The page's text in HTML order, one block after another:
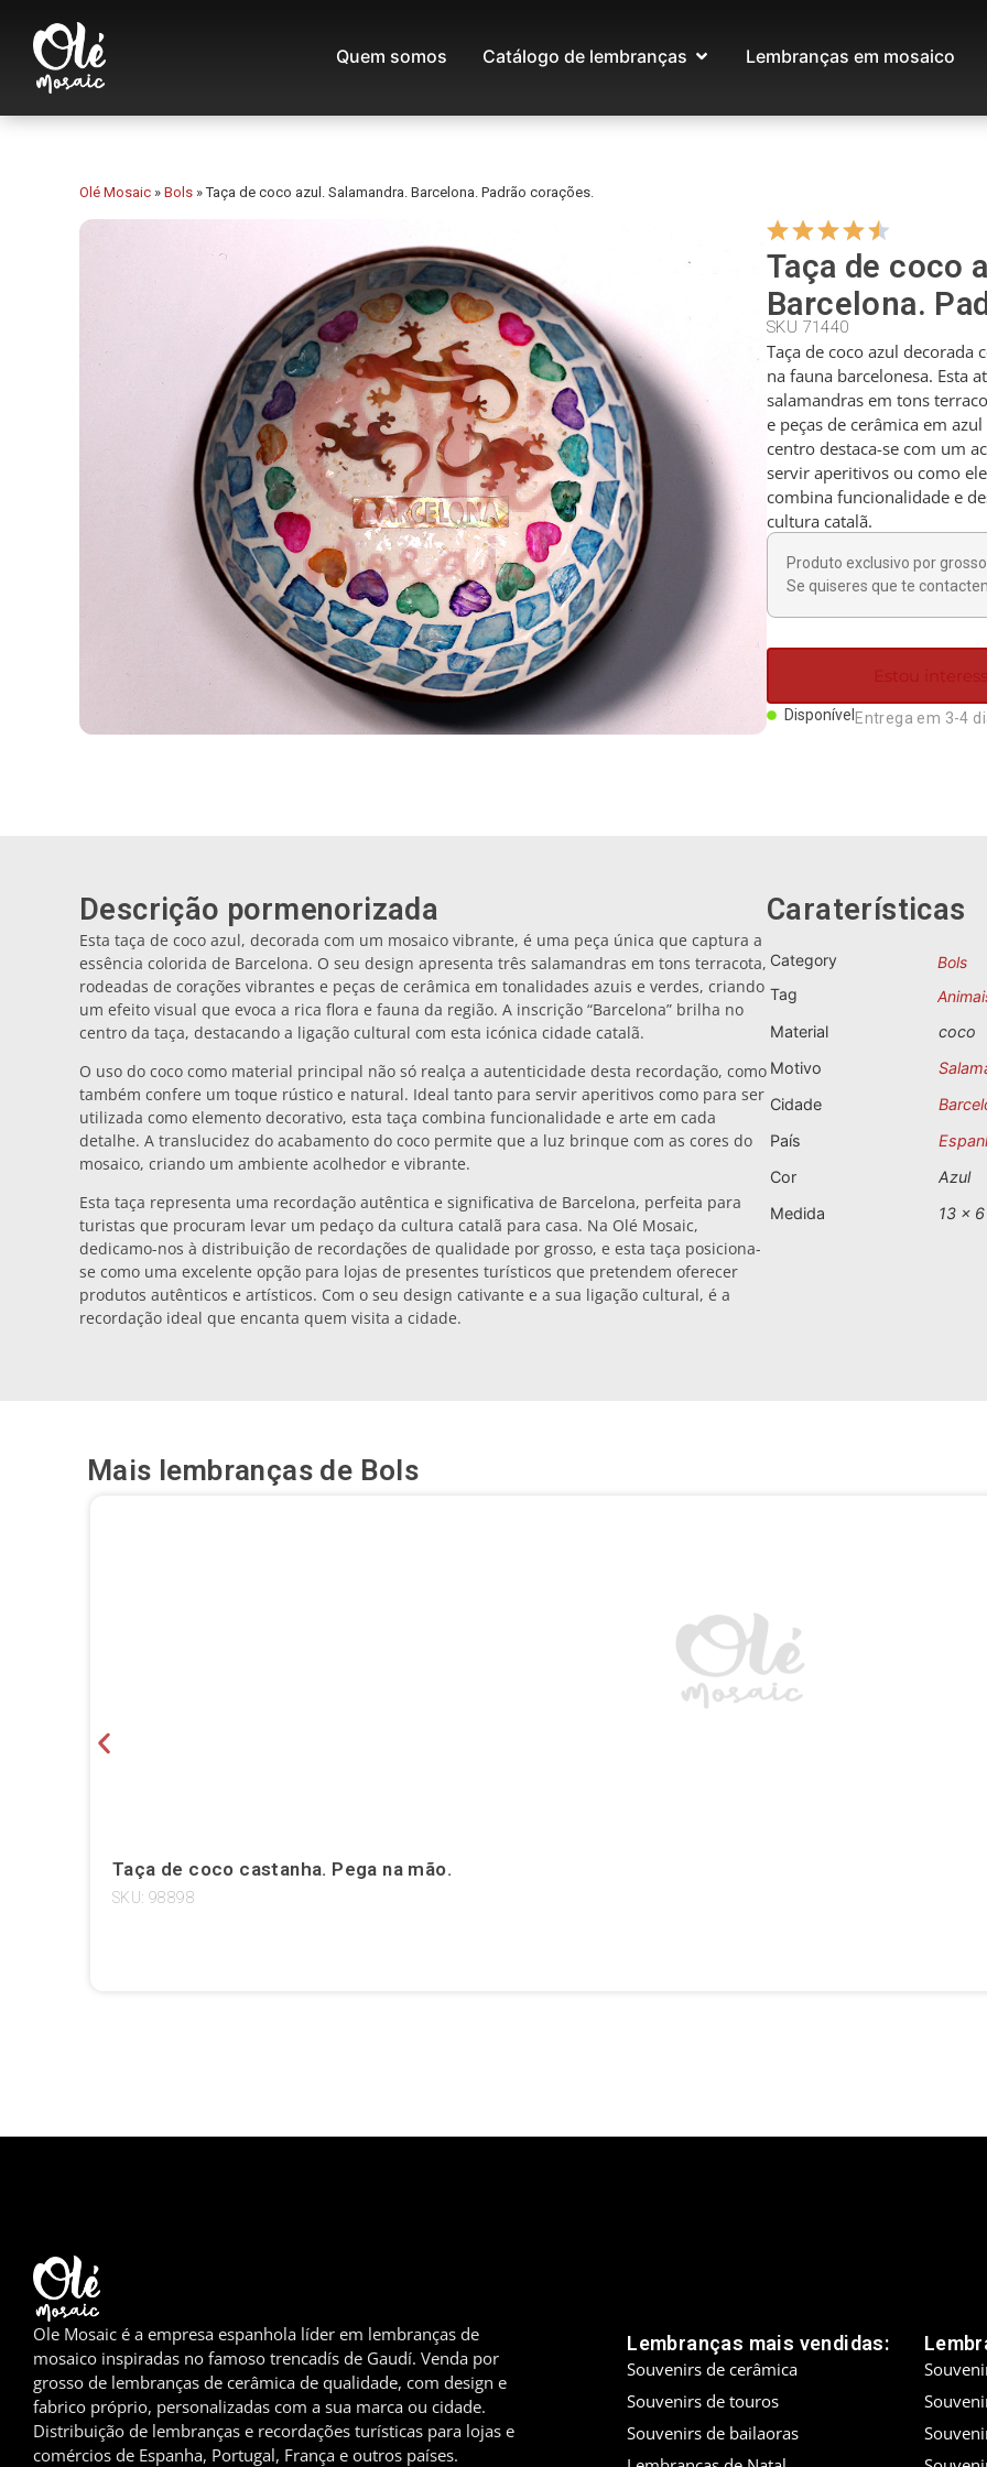
Quem somos Catálogo de lembranças Lembranças em mosaico
Olé Mosaic » Bols »Taça de coco azul. Salamandra. Barcelona. Padrão corações.
Taça de coco
Barcelona.
SKU 71440
Taça de coco azul
na fauna barcelonesa. Esta
salamandras em tons
e peças de cerâmica em
centro destaca-se com um
servir aperitivos ou como
combina funcionalidade e
cultura catalã.
Produto exclusivo por grosso
Se quiseres que te
Estou
Disponível Entrega em 3-4
Descrição pormenorizada
Esta taça de coco azul, decorada com um mosaico vibrante, é uma peça única que captura a
essência colorida de Barcelona. O seu design apresenta três salamandras em tons terracota,
rodeadas de corações vibrantes e peças de cerâmica em tonalidades azuis e verdes, criando
um efeito visual que evoca a rica flora e fauna da região. A inscrição “Barcelona” brilha no
centro da taça, destacando a ligação cultural com esta icónica cidade catalã.
O uso do coco como material principal não só realça a autenticidade desta recordação, como
também confere um toque rústico e natural. Ideal tanto para servir aperitivos como para ser
utilizada como elemento decorativo, esta taça combina funcionalidade e arte em cada
detalhe. A translucidez do acabamento do coco permite que a luz brinque com as cores do
mosaico, criando um ambiente acolhedor e vibrante.
Esta taça representa uma recordação autêntica e significativa de Barcelona, perfeita para
turistas que procuram levar um pedaço da cultura catalã para casa. Na Olé Mosaic,
dedicamo-nos à distribuição de recordações de qualidade por grosso, e esta taça posiciona-
se como uma excelente opção para lojas de presentes turísticos que pretendem oferecer
produtos autênticos e artísticos. Com o seu design cativante e a sua ligação cultural, é a
recordação ideal que encanta quem visita a cidade.
Caraterísticas
Category
Bols
Tag
Material
coco
Motivo
Cidade
País
Cor
Azul
Medida
13 x
Mais lembranças de Bols
Taça de coco castanha. Pega na mão.
SKU: 98898
Ole Mosaic é a empresa espanhola líder em lembranças de
mosaico inspiradas no famoso trencadís de Gaudí. Venda por
grosso de lembranças de cerâmica de qualidade, com design e
fabrico próprio, personalizadas com a sua marca ou cidade.
Distribuição de lembranças e recordações turísticas para lojas e
comércios de Espanha, Portugal, França e outros países.
Lembranças mais vendidas:
Souvenirs de cerâmica
Souvenirs de touros
Souvenirs de bailaoras